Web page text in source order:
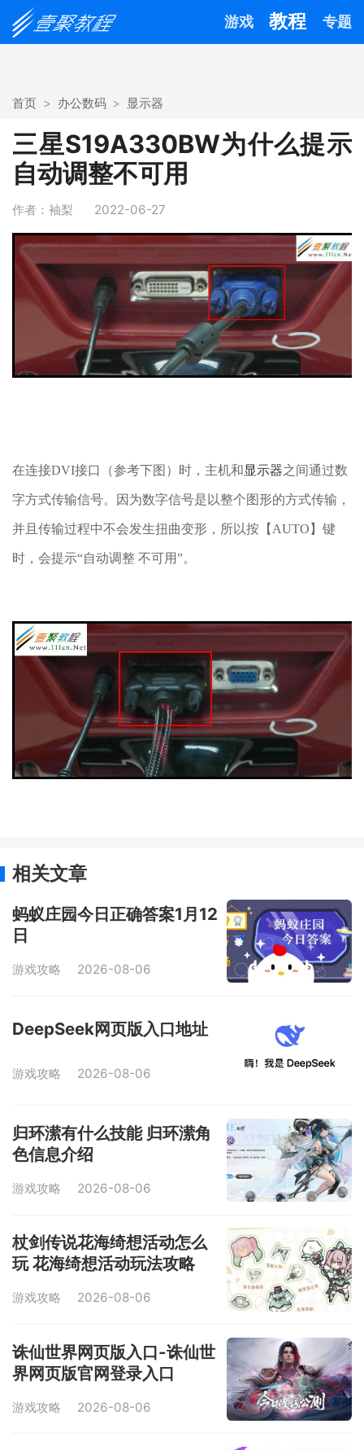
游戏 教程 专题
首页 办公数码 显示器
三星S19A330BW为什么提示
自动调整不可用
作者：袖梨 2022-06-27
在连接DVI接口（参考下图）时，主机和显示器之间通过数
字方式传输信号。因为数字信号是以整个图形的方式传输，
并且传输过程中不会发生扭曲变形，所以按【AUTO】键
时，会提示“自动调整 不可用”。
相关文章
蚂蚁庄园今日正确答案1月12
日
游戏攻略 2026-08-06
DeepSeek网页版入口地址
游戏攻略 2026-08-06
归环潆有什么技能 归环潆角
色信息介绍
游戏攻略 2026-08-06
杖剑传说花海绮想活动怎么
玩 花海绮想活动玩法攻略
游戏攻略 2026-08-06
诛仙世界网页版入口-诛仙世
界网页版官网登录入口
游戏攻略 2026-08-06